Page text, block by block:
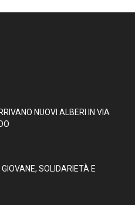
NUOVI ALBERI IN VIA
SOLIDARIETÀ E